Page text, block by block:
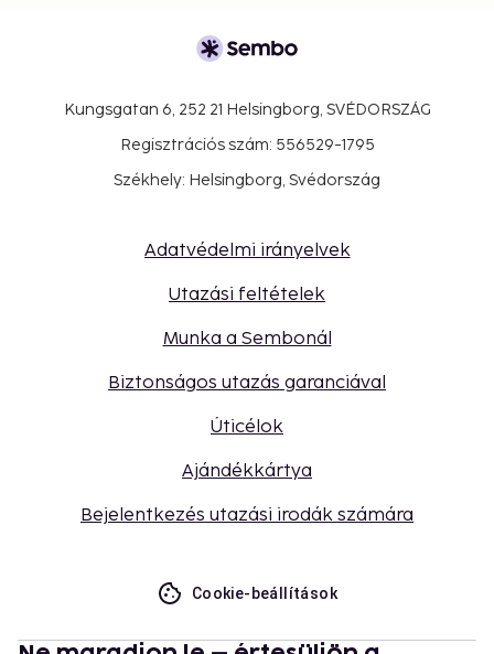
Kungsgatan 6, 252 21 Helsingborg, SVÉDORSZÁG
Regisztrációs szám: 556529-1795
Székhely: Helsingborg, Svédország
Adatvédelmi irányelvek
Utazási feltételek
Munka a Sembonál
Biztonságos utazás garanciával
Úticélok
Ajándékkártya
Bejelentkezés utazási irodák számára
Cookie-beállítások